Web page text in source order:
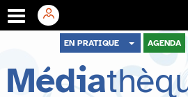
menu
contenu
recherche
EN PRATIQUE AGENDA
Média